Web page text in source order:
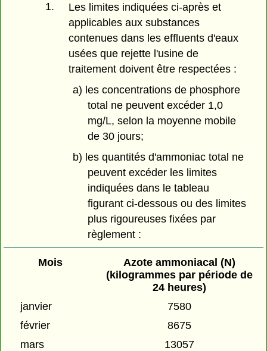
1.
Les limites indiquées ci-après et
applicables aux substances
contenues dans les effluents d'eaux
usées que rejette l'usine de
traitement doivent être respectées :
a) les concentrations de phosphore
total ne peuvent excéder 1,0
mg/L, selon la moyenne mobile
de 30 jours;
b) les quantités d'ammoniac total ne
peuvent excéder les limites
indiquées dans le tableau
figurant ci-dessous ou des limites
plus rigoureuses fixées par
règlement :
Mois
Azote ammoniacal (N)
(kilogrammes par période de
24 heures)
janvier
7580
février
8675
mars
13057